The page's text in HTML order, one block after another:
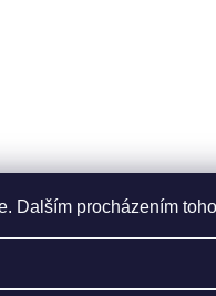
Dalším procházením